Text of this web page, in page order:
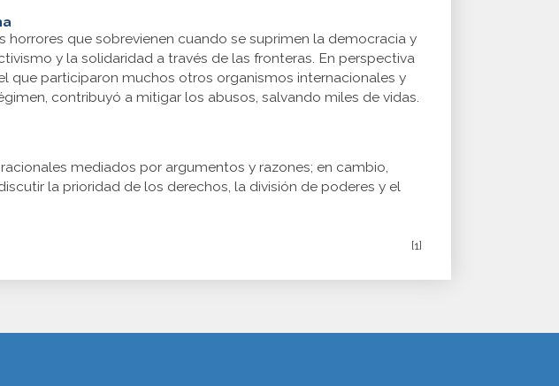
que sobrevienen cuando se suprimen la democracia y
y la solidaridad a través de las fronteras. En perspectiva
que participaron muchos otros organismos internacionales y
contribuyó a mitigar los abusos, salvando miles de vidas.
mediados por argumentos y razones; en cambio,
la prioridad de los derechos, la división de poderes y el
[1]